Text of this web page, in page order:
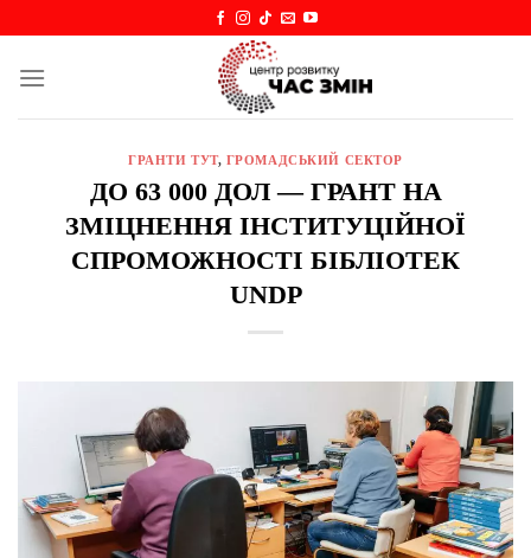
content
ГРАНТИ ТУТ, ГРОМАДСЬКИЙ СЕКТОР
ДО 63 000 ДОЛ — ГРАНТ НА
ЗМІЦНЕННЯ ІНСТИТУЦІЙНОЇ
СПРОМОЖНОСТІ БІБЛІОТЕК
UNDP